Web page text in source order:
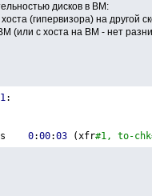
дисков в ВМ:
(гипервизора) на другой
(или с хоста на ВМ - нет
:
s 0:00:03 (xfr#1, to-